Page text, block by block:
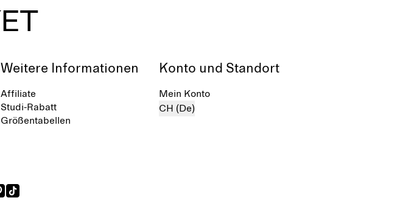
einzigartigen Stil durch eine opulente,
vielschichtige Garderobe zum Leben
Weitere Informationen
Affiliate
Studi-Rabatt
Größentabellen
Konto und Standort
Mein Konto
CH (De)